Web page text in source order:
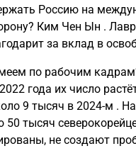
Россию на
Ким Чен Ын .
за вклад в
по рабочим
года их число
9 тысяч в 2024-м .
50 тысяч
не создают